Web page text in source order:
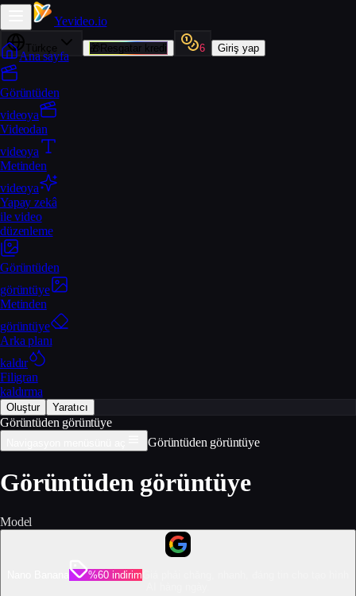
Yevideo.io
Türkçe 🎁Resgatar kredi 6 Giriş yap
Ana sayfa
Görüntüden
videoya
Videodan
videoya
Metinden
videoya
Yapay zekâ
ile video
düzenleme
Görüntüden
görüntüye
Metinden
görüntüye
Arka planı
kaldır
Filigran
kaldırma
Oluştur Yaratıcı
Görüntüden görüntüye
Görüntüden görüntüye
Görüntüden görüntüye
Model
%60 indirim